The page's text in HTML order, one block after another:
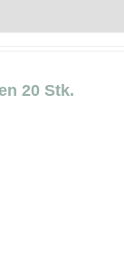
20 Stk.